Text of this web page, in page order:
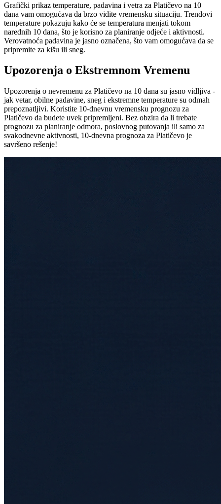
Grafički prikaz temperature, padavina i vetra za Platičevo na 10
dana vam omogućava da brzo vidite vremensku situaciju. Trendovi
temperature pokazuju kako će se temperatura menjati tokom
narednih 10 dana, što je korisno za planiranje odjeće i aktivnosti.
Verovatnoća padavina je jasno označena, što vam omogućava da se
pripremite za kišu ili sneg.
Upozorenja o Ekstremnom Vremenu
Upozorenja o nevremenu za Platičevo na 10 dana su jasno vidljiva -
jak vetar, obilne padavine, sneg i ekstremne temperature su odmah
prepoznatljivi. Koristite 10-dnevnu vremensku prognozu za
Platičevo da budete uvek pripremljeni. Bez obzira da li trebate
prognozu za planiranje odmora, poslovnog putovanja ili samo za
svakodnevne aktivnosti, 10-dnevna prognoza za Platičevo je
savršeno rešenje!